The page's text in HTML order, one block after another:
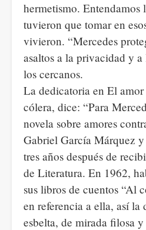
hermetismo. Entendamos
tuvieron que tomar en
vivieron. “Mercedes
asaltos a la privacidad y
los cercanos.
La dedicatoria en El
cólera, dice: “Para
novela sobre amores
Gabriel García Márquez
tres años después de
de Literatura. En 1962,
sus libros de cuentos “Al
en referencia a ella, así la
esbelta, de mirada filosa